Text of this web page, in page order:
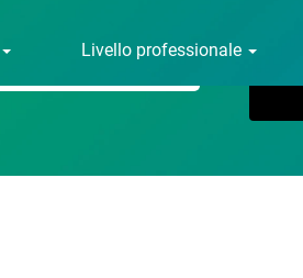
Livello professionale